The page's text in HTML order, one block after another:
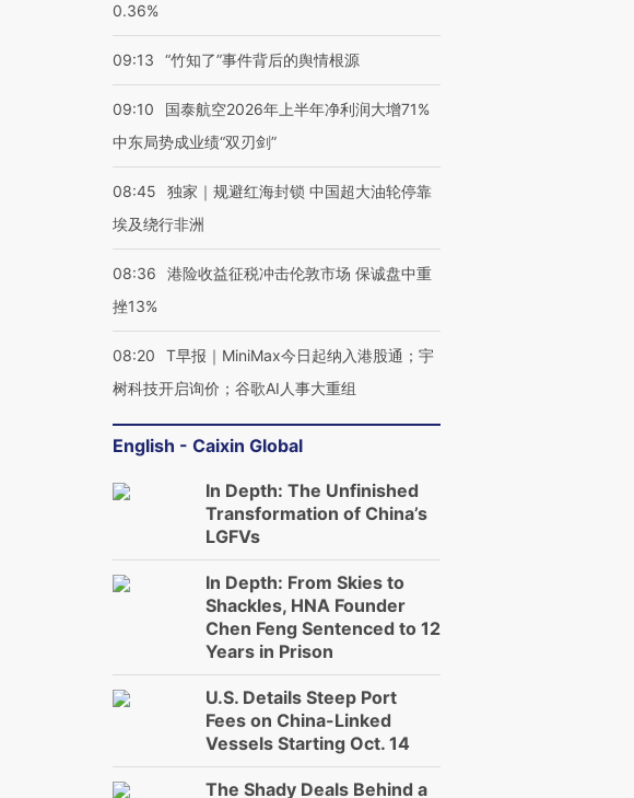
0.36%
09:13 “竹知了”事件背后的舆情根源
09:10
国泰航空2026年上半年净利润大增71%
中东局势成业绩“双刃剑”
08:45
独家｜规避红海封锁 中国超大油轮停靠
埃及绕行非洲
08:36
港险收益征税冲击伦敦市场 保诚盘中重
挫13%
08:20
T早报｜MiniMax今日起纳入港股通；宇
树科技开启询价；谷歌AI人事大重组
English - Caixin Global
In Depth: The Unfinished
Transformation of China’s
LGFVs
In Depth: From Skies to
Shackles, HNA Founder
Chen Feng Sentenced to 12
Years in Prison
U.S. Details Steep Port
Fees on China-Linked
Vessels Starting Oct. 14
The Shady Deals Behind a